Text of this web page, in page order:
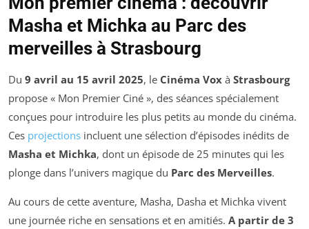
Masha et Michka au Parc des
merveilles à Strasbourg
Du 9 avril au 15 avril 2025, le Cinéma Vox à Strasbourg
propose « Mon Premier Ciné », des séances spécialement
conçues pour introduire les plus petits au monde du cinéma.
Ces projections incluent une sélection d’épisodes inédits de
Masha et Michka, dont un épisode de 25 minutes qui les
plonge dans l’univers magique du Parc des Merveilles.
Au cours de cette aventure, Masha, Dasha et Michka vivent
une journée riche en sensations et en amitiés. A partir de 3